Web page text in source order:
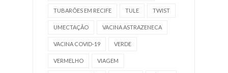
TUBARÕES EM RECIFE TULE TWIST
UMECTAÇÃO VACINA ASTRAZENECA
VACINA COVID-19 VERDE
VERMELHO VIAGEM